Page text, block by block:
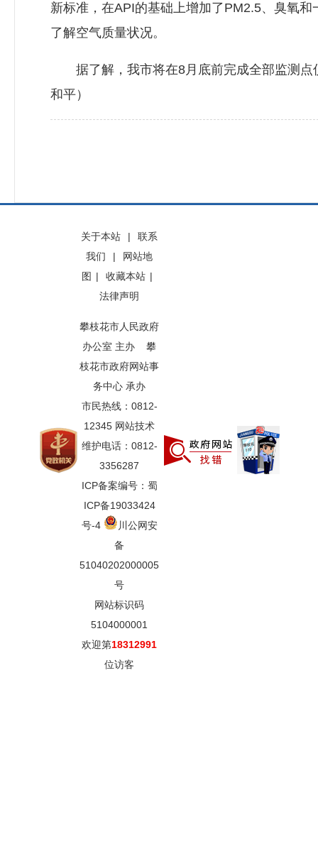
新标准，在API的基础上增加了PM2.5、臭氧
了解空气质量状况。
据了解，我市将在8月底前完成全部监测点
和平）
关于本站 |
联系
我们
|
网站地
图 | 收藏本站 |
法律声明
攀枝花市人民政府
办公室 主办 攀
枝花市政府网站事
务中心 承办
市民热线：0812-
12345 网站技术
维护电话：0812-
3356287
ICP备案编号：蜀
ICP备19033424
号-4
川公网安
备
51040202000005
号
网站标识码
5104000001
欢迎第18312991
位访客